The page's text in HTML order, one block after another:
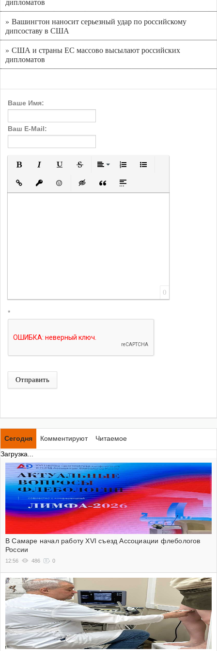
» Вашингтон наносит серьезный удар по российскому
дипсоставу в США
» США и страны ЕС массово высылают российских
дипломатов
Ваше Имя:
Ваш E-Mail:
Вставить ссылку
Вставить защищенную ссылку
Вставить смайлик
Вставка скрытого текста
Вставка цитаты
Вставка спойлера
0
*
Отправить
Сегодня Комментируют
Читаемое
Загрузка...
В Самаре начал работу XVI съезд Ассоциации флебологов
России
12:56 486 0